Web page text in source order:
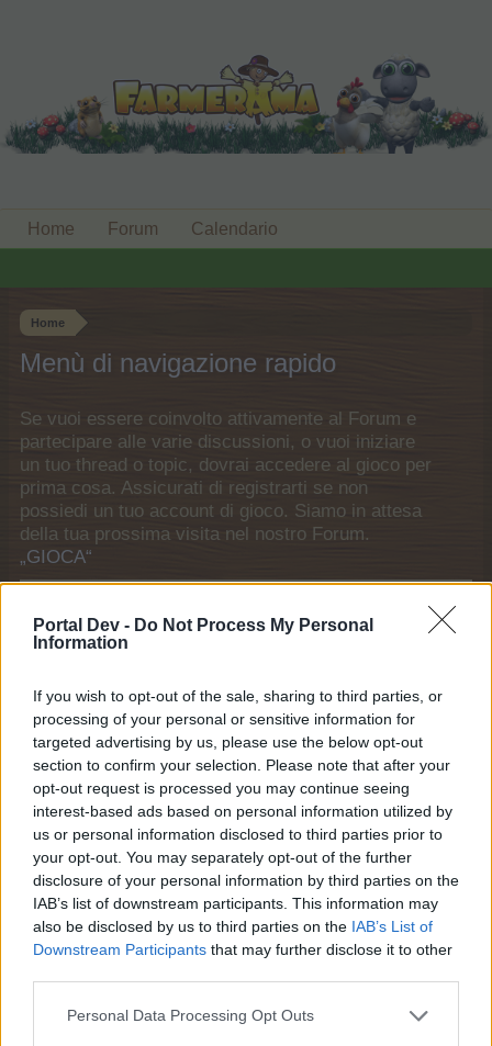
Portal Dev - Do Not Process My Personal
Information
If you wish to opt-out of the sale, sharing to third parties, or
processing of your personal or sensitive information for
targeted advertising by us, please use the below opt-out
section to confirm your selection. Please note that after your
opt-out request is processed you may continue seeing
interest-based ads based on personal information utilized by
us or personal information disclosed to third parties prior to
your opt-out. You may separately opt-out of the further
disclosure of your personal information by third parties on the
IAB’s list of downstream participants. This information may
also be disclosed by us to third parties on the IAB’s List of
Downstream Participants that may further disclose it to other
Personal Data Processing Opt Outs
Home
Menù di navigazione rapido
Se vuoi essere coinvolto attivamente al Forum e
partecipare alle varie discussioni, o vuoi iniziare
un tuo thread o topic, dovrai accedere al gioco per
prima cosa. Assicurati di registrarti se non
possiedi un tuo account di gioco. Siamo in attesa
della tua prossima visita nel nostro Forum.
„GIOCA“
Home
Utenti in vista
Ultime attività
Accedi o registrati
Lista dei forum
Regole della casa
Regole della casa
Avvisi tecnici
Home Forum Calendario